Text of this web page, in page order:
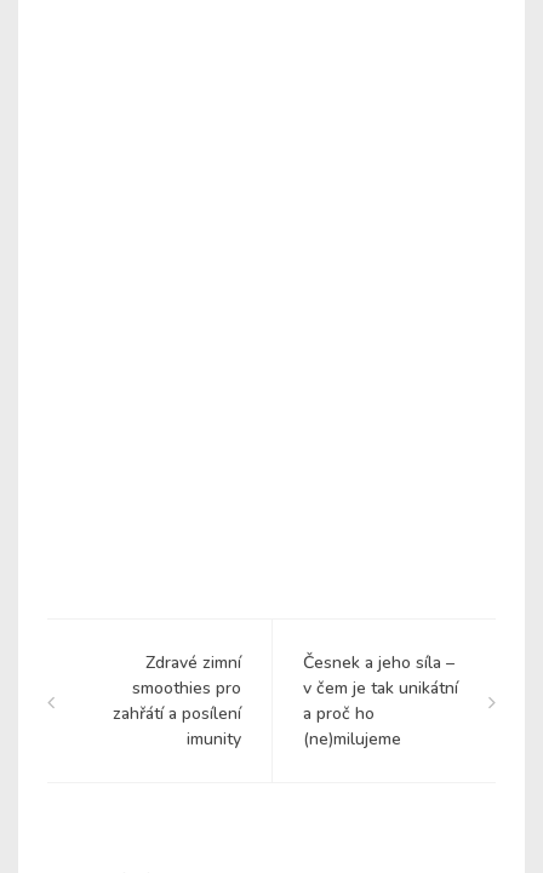
Zdravé zimní
smoothies pro
zahřátí a posílení
imunity
Česnek a jeho síla –
v čem je tak unikátní
a proč ho
(ne)milujeme